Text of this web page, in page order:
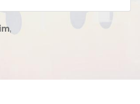
,